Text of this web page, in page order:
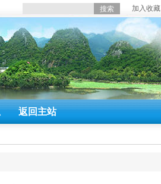
加入收藏
返回主站